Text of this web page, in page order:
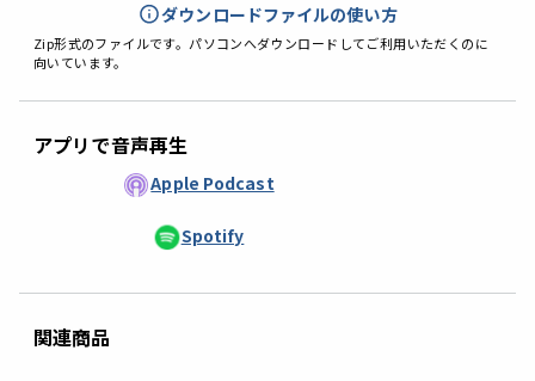
ダウンロードファイルの使い方
Zip形式のファイルです。パソコンへダウンロードしてご利用いただくのに
向いています。
アプリで音声再生
Apple Podcast
Spotify
関連商品